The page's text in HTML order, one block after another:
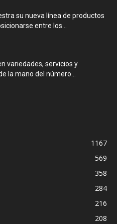
su nueva línea de productos
entre los...
variedades, servicios y
la mano del número...
1167
569
358
284
216
208